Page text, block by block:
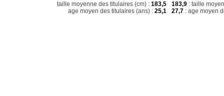
taille moyenne des titulaires (cm) : 183,5
age moyen des titulaires (ans) : 25,1
183,9 : taille
27,7 : age moyen